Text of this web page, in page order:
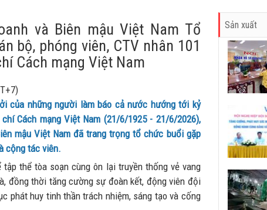
và Biên mậu Việt Nam Tổ
bộ, phóng viên, CTV nhân 101
Cách mạng Việt Nam
của những người làm báo cả nước hướng tới kỷ
Cách mạng Việt Nam (21/6/1925 - 21/6/2026),
mậu Việt Nam đã trang trọng tổ chức buổi gặp
cộng tác viên.
thể tòa soạn cùng ôn lại truyền thống vẻ vang
đồng thời tăng cường sự đoàn kết, động viên đội
phát huy tinh thần trách nhiệm, sáng tạo và cống
Sản xuất